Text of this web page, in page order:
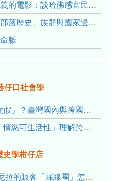
影：談哈佛感官民族誌實驗室
界敘事： 《路有多長》、《高砂的翅膀》、《檔案／李光輝》
脈
仔口社會學
「散播愛心」還是「打工度假」？臺灣國內與跨國捐卵的利他修辭、金錢動機與身體代價
當性別不只是種身分：從「情慾可生活性」理解跨性別者的身體、慾望與認同探索
史學柑仔店
完美風暴：1623年前往馬尼拉的販客「踩線團」怎麼會困死於澎湖?